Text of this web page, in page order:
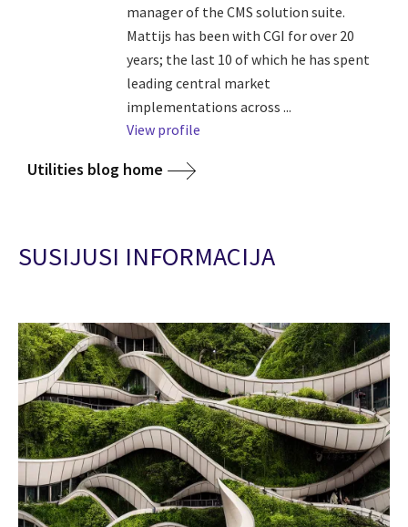
manager of the CMS solution suite.
Mattijs has been with CGI for over 20
years; the last 10 of which he has spent
leading central market
implementations across ...
View profile
Utilities blog home
SUSIJUSI INFORMACIJA